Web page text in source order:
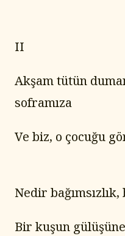
II
Akşam tütün
soframıza
Ve biz, o çocuğu
Nedir bağımsızlık,
Bir kuşun